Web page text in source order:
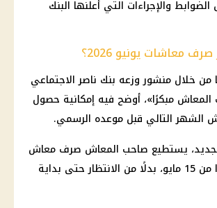
وفق الضوابط والإجراءات التي أعلنها البنك
معاشات يونيو 2026؟
من خلال منشور وزعه بنك ناصر الاجتماعي
مبكرًا»، أوضح فيه إمكانية حصول
الشهر التالي قبل موعده الرسمي.
يستطيع صاحب المعاش صرف معاش
يونيو 2026 اعتبارًا من 15 مايو، بدلًا من الانتظار حتى بداية